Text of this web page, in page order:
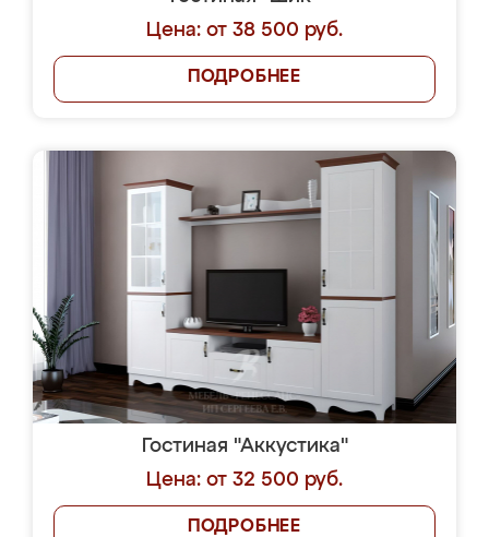
Цена: от 38 500 руб.
ПОДРОБНЕЕ
Гостиная "Аккустика"
Цена: от 32 500 руб.
ПОДРОБНЕЕ